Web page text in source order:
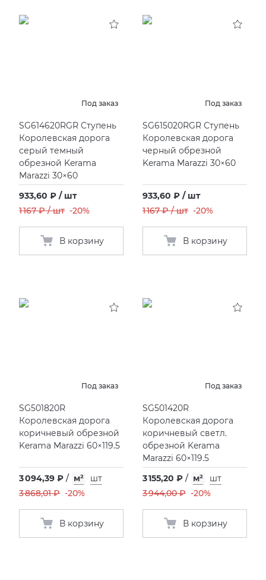
Под заказ
SG614620RGR Ступень
Королевская дорога
серый темный
обрезной Kerama
Marazzi 30×60
933,60 ₽ / шт
1 167 ₽ / шт -20%
В корзину
Под заказ
SG615020RGR Ступень
Королевская дорога
черный обрезной
Kerama Marazzi 30×60
933,60 ₽ / шт
1 167 ₽ / шт -20%
В корзину
Под заказ
SG501820R
Королевская дорога
коричневый обрезной
Kerama Marazzi 60×119.5
3 094,39 ₽ / м²
шт
3 868,01 ₽ -20%
В корзину
Под заказ
SG501420R
Королевская дорога
коричневый светл.
обрезной Kerama
Marazzi 60×119.5
3 155,20 ₽ / м²
шт
3 944,00 ₽ -20%
В корзину